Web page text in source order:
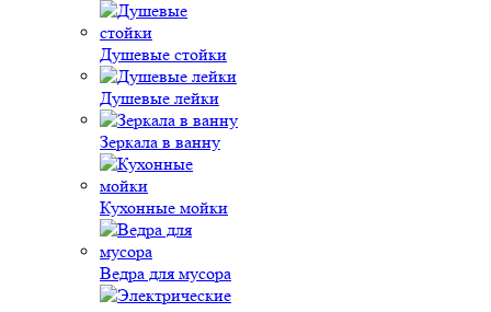
Душевые стойки
Душевые лейки
Зеркала в ванну
Кухонные мойки
Ведра для мусора